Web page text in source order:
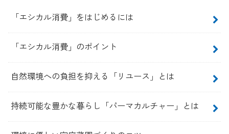
「エシカル消費」をはじめるには
「エシカル消費」のポイント
自然環境への負担を抑える「リユース」とは
持続可能な豊かな暮らし「パーマカルチャー」とは